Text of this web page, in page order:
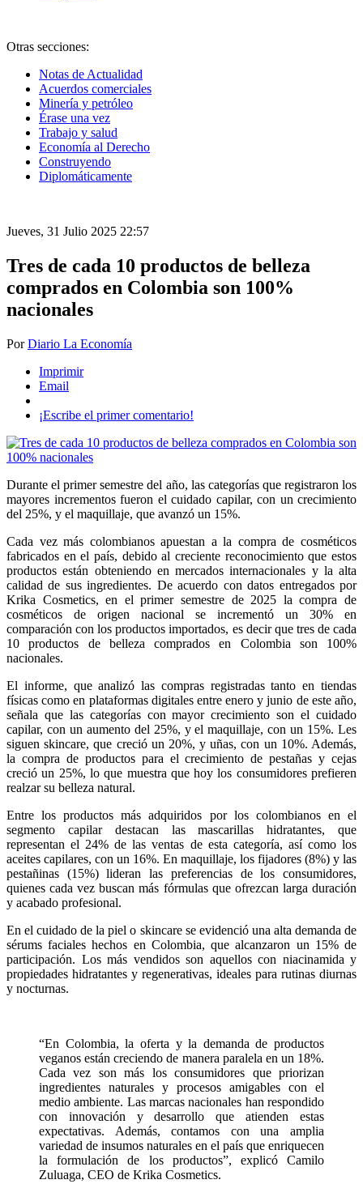
Otras secciones:
Notas de Actualidad
Acuerdos comerciales
Minería y petróleo
Érase una vez
Trabajo y salud
Economía al Derecho
Construyendo
Diplomáticamente
Jueves, 31 Julio 2025 22:57
Tres de cada 10 productos de belleza
comprados en Colombia son 100%
nacionales
PorDiario La Economía
Imprimir
Email
¡Escribe el primer comentario!
Durante el primer semestre del año, las categorías que registraron los
mayores incrementos fueron el cuidado capilar, con un crecimiento
del 25%, y el maquillaje, que avanzó un 15%.
Cada vez más colombianos apuestan a la compra de cosméticos
fabricados en el país, debido al creciente reconocimiento que estos
productos están obteniendo en mercados internacionales y la alta
calidad de sus ingredientes. De acuerdo con datos entregados por
Krika Cosmetics, en el primer semestre de 2025 la compra de
cosméticos de origen nacional se incrementó un 30% en
comparación con los productos importados, es decir que tres de cada
10 productos de belleza comprados en Colombia son 100%
nacionales.
El informe, que analizó las compras registradas tanto en tiendas
físicas como en plataformas digitales entre enero y junio de este año,
señala que las categorías con mayor crecimiento son el cuidado
capilar, con un aumento del 25%, y el maquillaje, con un 15%. Les
siguen skincare, que creció un 20%, y uñas, con un 10%. Además,
la compra de productos para el crecimiento de pestañas y cejas
creció un 25%, lo que muestra que hoy los consumidores prefieren
realzar su belleza natural.
Entre los productos más adquiridos por los colombianos en el
segmento capilar destacan las mascarillas hidratantes, que
representan el 24% de las ventas de esta categoría, así como los
aceites capilares, con un 16%. En maquillaje, los fijadores (8%) y las
pestañinas (15%) lideran las preferencias de los consumidores,
quienes cada vez buscan más fórmulas que ofrezcan larga duración
y acabado profesional.
En el cuidado de la piel o skincare se evidenció una alta demanda de
sérums faciales hechos en Colombia, que alcanzaron un 15% de
participación. Los más vendidos son aquellos con niacinamida y
propiedades hidratantes y regenerativas, ideales para rutinas diurnas
y nocturnas.
“En Colombia, la oferta y la demanda de productos
veganos están creciendo de manera paralela en un 18%.
Cada vez son más los consumidores que priorizan
ingredientes naturales y procesos amigables con el
medio ambiente. Las marcas nacionales han respondido
con innovación y desarrollo que atienden estas
expectativas. Además, contamos con una amplia
variedad de insumos naturales en el país que enriquecen
la formulación de los productos”, explicó Camilo
Zuluaga, CEO de Krika Cosmetics.